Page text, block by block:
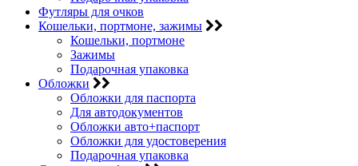
Футляры для очков
Кошельки, портмоне, зажимы
Кошельки, портмоне
Зажимы
Подарочная упаковка
Обложки
Обложки для паспорта
Для автодокументов
Обложки авто+паспорт
Обложки для удостоверения
Подарочная упаковка